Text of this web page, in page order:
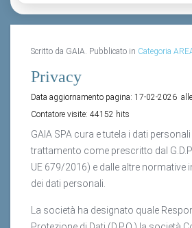
Scritto da GAIA. Pubblicato in Categoria
Privacy
Data aggiornamento pagina: 17-02-2026
Contatore visite: 44152 hits
GAIA SPA cura e tutela i dati
trattamento come prescritto dal
UE 679/2016) e dalle altre normative
dei dati personali.
La società ha designato quale